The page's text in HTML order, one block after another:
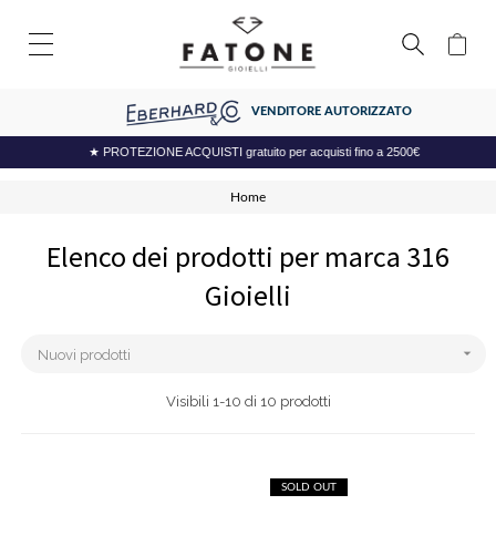
VENDITORE AUTORIZZATO
★ PROTEZIONE ACQUISTI gratuito per acquisti fino a 2500€
Home
Elenco dei prodotti per marca 316
Gioielli
Nuovi prodotti 
Visibili 1-10 di 10 prodotti
SOLD OUT